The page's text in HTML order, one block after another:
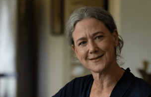
认真应对气候变化